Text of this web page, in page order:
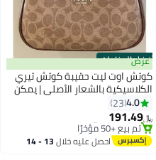
أفضل المنتجات
عرض
كوتش اوت ليت حقيبة كوتش تيري
الكلاسيكية بالشعار الأصلي | يمكن
حملها كحقيبة عبر الكتف أو حقيبة
يد
4.0
23
﷼‏191.49
#1 في حقائب الكتف النسائية
أقل سعر في السنة
تم بيع +50 مؤخرًا
احصل عليه خلال 13 - 14